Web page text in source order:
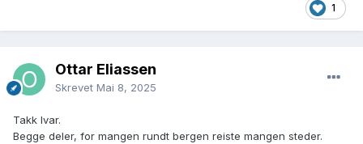
1
Ottar Eliassen
Skrevet Mai 8, 2025
Takk Ivar.
Begge deler, for mangen rundt bergen reiste mangen steder.